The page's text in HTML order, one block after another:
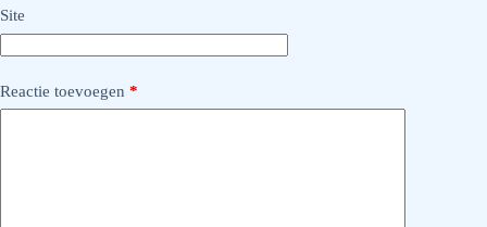
Site
Reactie toevoegen *